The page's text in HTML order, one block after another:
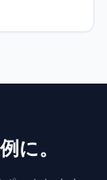
に。